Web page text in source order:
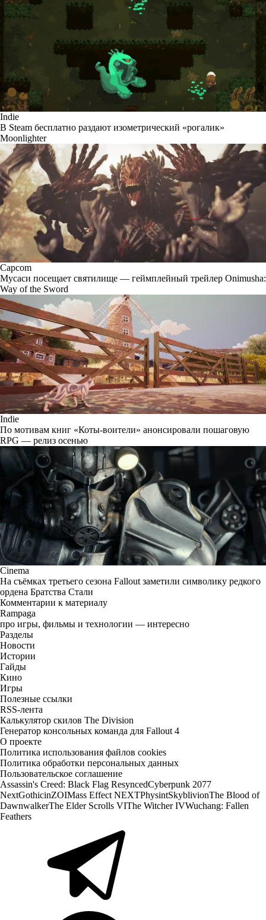
Indie
В Steam бесплатно раздают изометрический «рогалик»
Moonlighter
Capcom
Мусаси посещает святилище — геймплейный трейлер Onimusha:
Way of the Sword
Indie
По мотивам книг «Коты-воители» анонсировали пошаговую
RPG — релиз осенью
Cinema
На съёмках третьего сезона Fallout заметили символику редкого
ордена Братства Стали
Комментарии к материалу
Rampaga
про игры, фильмы и технологии — интересно
Разделы
Новости
Истории
Гайды
Кино
Игры
Полезные ссылки
RSS-лента
Калькулятор скилов The Division
Генератор консольных команда для Fallout 4
О проекте
Политика использования файлов cookies
Политика обработки персональных данных
Пользовательское соглашение
Assassin's Creed: Black Flag ResyncedCyberpunk 2077
NextGothicinZOIMass Effect NEXTPhysintSkyblivionThe Blood of
DawnwalkerThe Elder Scrolls VIThe Witcher IVWuchang: Fallen
Feathers